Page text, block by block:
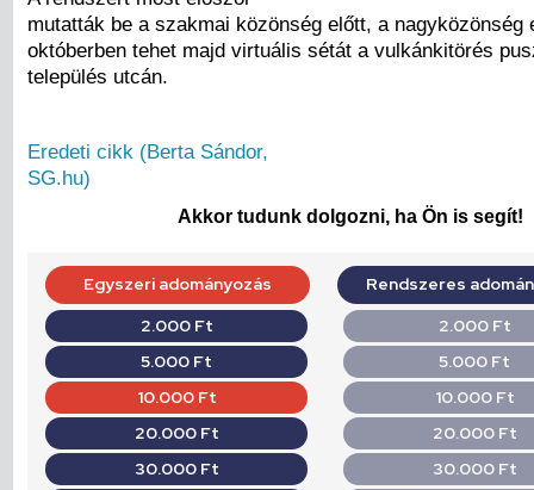
mutatták be a szakmai közönség előtt, a nagyközönség
októberben tehet majd virtuális sétát a vulkánkitörés
település utcán.
Eredeti cikk (Berta Sándor,
SG.hu)
Akkor tudunk dolgozni, ha Ön is segít!